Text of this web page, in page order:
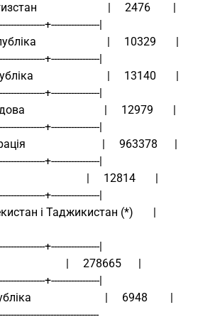
|     2476        |
+-----------------|
|     10329       |
+-----------------|
|     13140       |
+-----------------|
|     12979       |
+-----------------|
|     963378      |
+-----------------|
|     12814       |
+-----------------|
і Таджикистан (*)       |
+-----------------|
|     278665      |
+-----------------|
|     6948        |